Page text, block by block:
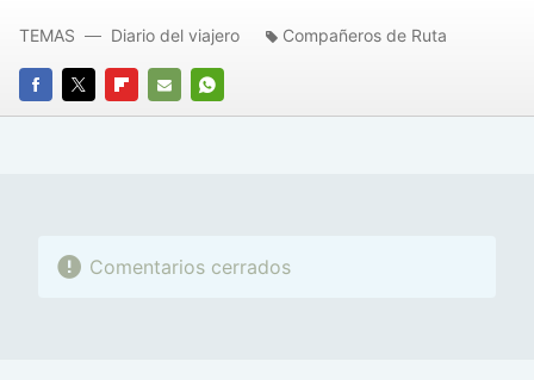
FACEBOOK
TWITTERFLIPBOARD
E-
WHATSAPP
TEMAS Diario del viajero Compañeros de Ruta
Comentarios cerrados